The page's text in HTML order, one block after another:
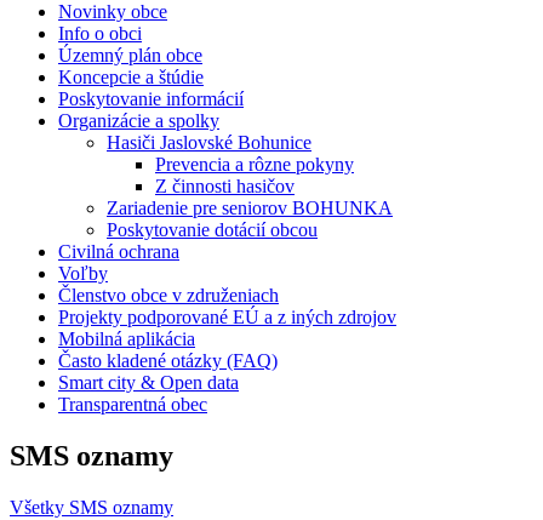
Novinky obce
Info o obci
Územný plán obce
Koncepcie a štúdie
Poskytovanie informácií
Organizácie a spolky
Hasiči Jaslovské Bohunice
Prevencia a rôzne pokyny
Z činnosti hasičov
Zariadenie pre seniorov BOHUNKA
Poskytovanie dotácií obcou
Civilná ochrana
Voľby
Členstvo obce v združeniach
Projekty podporované EÚ a z iných zdrojov
Mobilná aplikácia
Často kladené otázky (FAQ)
Smart city & Open data
Transparentná obec
SMS oznamy
Všetky SMS oznamy